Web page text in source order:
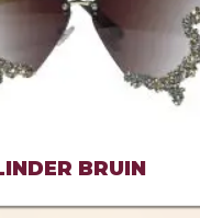
BRUIN